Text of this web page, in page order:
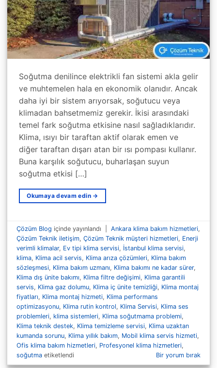
Soğutma denilince elektrikli fan sistemi akla gelir
ve muhtemelen hala en ekonomik olanıdır. Ancak
daha iyi bir sistem arıyorsak, soğutucu veya
klimadan bahsetmemiz gerekir. İkisi arasındaki
temel fark soğutma etkisine nasıl sağladıklarıdır.
Klima, ısıyı bir taraftan aktif olarak emen ve
diğer taraftan dışarı atan bir ısı pompası kullanır.
Buna karşılık soğutucu, buharlaşan suyun
soğutma etkisi […]
Okumaya devam edin →
Çözüm Blog içinde yayınlandı Ankara klima bakım hizmetleri,
Çözüm Teknik iletişim,Çözüm Teknik müşteri hizmetleri, Enerji
verimli klimalar, Ev tipi klima servisi, İstanbul klima servisi,
klima, Klima acil servis, Klima arıza çözümleri, Klima bakım
sözleşmesi, Klima bakım uzmanı, Klima bakımı ne kadar sürer,
Klima dış ünite bakımı, Klima filtre değişimi, Klima garantili
servis, Klima gaz dolumu, Klima iç ünite temizliği, Klima montaj
fiyatları, Klima montaj hizmeti, Klima performans
optimizasyonu, Klima rutin kontrol, Klima Servisi, Klima ses
problemleri, klima sistemleri, Klima soğutmama problemi,
Klima teknik destek, Klima temizleme servisi, Klima uzaktan
kumanda sorunu, Klima yıllık bakım, Mobil klima servis hizmeti,
Ofis klima bakım hizmetleri, Profesyonel klima hizmetleri,
soğutma etiketlendi Bir yorum bırak